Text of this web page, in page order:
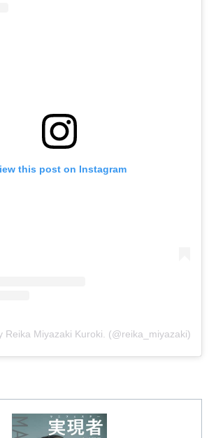
this post on Instagram
Reika Miyazaki Kuroki. (@reika_miyazaki)